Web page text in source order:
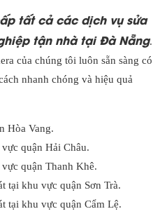
tất cả các dịch vụ sửa
tận nhà tại Đà Nẵng.
của chúng tôi luôn sẵn sàng có
nhanh chóng và hiệu quả
Hòa Vang.
quận Hải Châu.
quận Thanh Khê.
tại khu vực quận Sơn Trà.
tại khu vực quận Cẩm Lệ.